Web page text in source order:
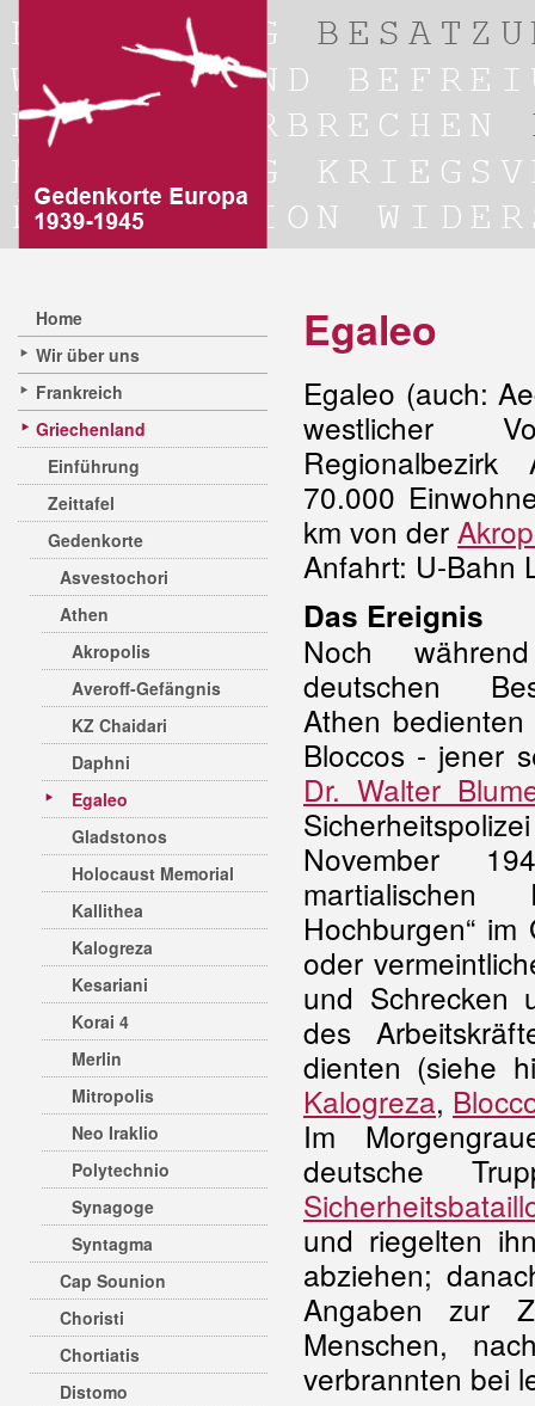
Home
Wir über uns
Frankreich
Griechenland
Einführung
Zeittafel
Gedenkorte
Asvestochori
Athen
Akropolis
Averoff-Gefängnis
KZ Chaidari
Daphni
Egaleo
Gladstonos
Holocaust Memorial
Kallithea
Kalogreza
Kesariani
Korai 4
Merlin
Mitropolis
Neo Iraklio
Polytechnio
Synagoge
Syntagma
Cap Sounion
Choristi
Chortiatis
Distomo
Egaleo
Egaleo (auch:
westlicher
70.000
km von der
Anfahrt: U-Bahn
Das Ereignis
Noch
deutschen
Athen
Bloccos - jener
Dr. Walter
November
Hochburgen“
oder
und Schrecken
des
dienten (siehe
Kalogreza,
Im
deutsche
und riegelten
abziehen;
Angaben zur
Menschen,
verbrannten bei